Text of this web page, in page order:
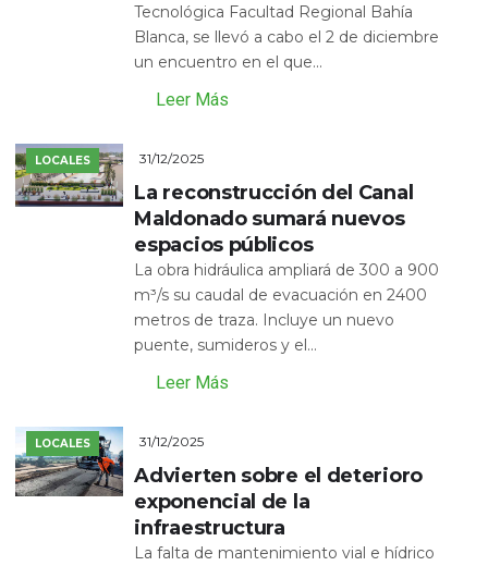
Tecnológica Facultad Regional Bahía
Blanca, se llevó a cabo el 2 de diciembre
un encuentro en el que...
Leer Más
LOCALES 31/12/2025
La reconstrucción del Canal
Maldonado sumará nuevos
espacios públicos
La obra hidráulica ampliará de 300 a 900
m³/s su caudal de evacuación en 2400
metros de traza. Incluye un nuevo
puente, sumideros y el...
Leer Más
LOCALES 31/12/2025
Advierten sobre el deterioro
exponencial de la
infraestructura
La falta de mantenimiento vial e hídrico